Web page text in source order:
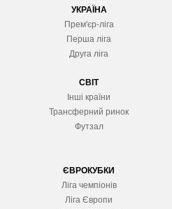
УКРАЇНА
Прем'єр-ліга
Перша ліга
Друга ліга
СВІТ
Інші країни
Трансферний ринок
Футзал
ЄВРОКУБКИ
Ліга чемпіонів
Ліга Європи